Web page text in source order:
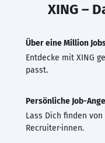
XING –
Über eine Million
Entdecke mit XING
passt.
Persönliche Job-
Lass Dich finden
Recruiter·innen.